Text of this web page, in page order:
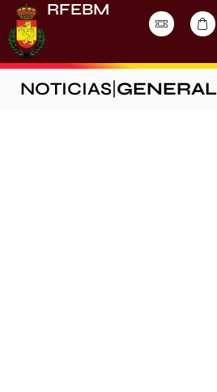
RFEBM
NOTICIAS GENERAL